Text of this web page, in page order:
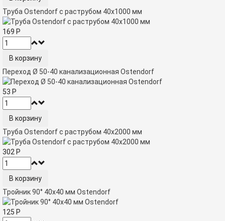
Труба Ostendorf с раструбом 40х1000 мм
169 Р
Переход Ø 50-40 канализационная Ostendorf
53 Р
Труба Ostendorf с раструбом 40х2000 мм
302 Р
Тройник 90° 40x40 мм Ostendorf
125 Р